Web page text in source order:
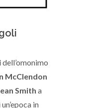
dell’omonimo
McClendon
Smith a
in